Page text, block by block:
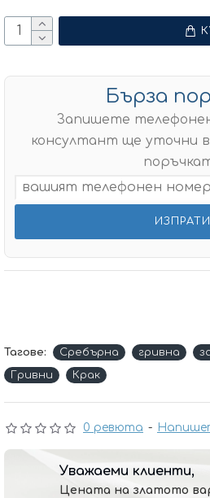
0 ревюта -
Бърза
Запишете
консултант ще уточни
Тагове: Сребърнa гривна
Гривни
Крак
Уважаеми клиенти,
Цената на златото